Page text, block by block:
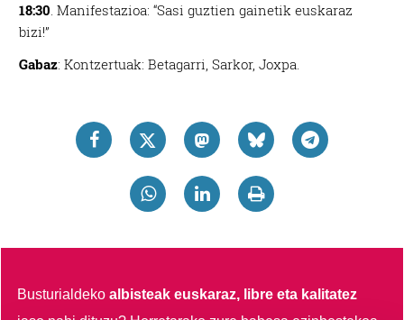
18:30. Manifestazioa: “Sasi guztien gainetik euskaraz
bizi!”
Gabaz: Kontzertuak: Betagarri, Sarkor, Joxpa.
Busturialdekoalbisteak euskaraz, libre eta kalitatez